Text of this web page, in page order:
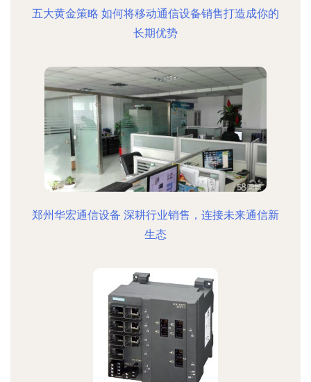
五大黄金策略 如何将移动通信设备销售打造成你的
长期优势
郑州华宏通信设备 深耕行业销售，连接未来通信新
生态